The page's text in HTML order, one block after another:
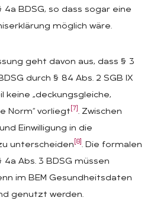
BDSG, so dass sogar eine
möglich wäre.
geht davon aus, dass § 3
durch § 84 Abs. 2 SGB IX
keine „deckungsgleiche,
Norm“ vorliegt [7] . Zwischen
Einwilligung in die
unterscheiden [8] . Die formalen
Abs. 3 BDSG müssen
im BEM Gesundheitsdaten
genutzt werden.